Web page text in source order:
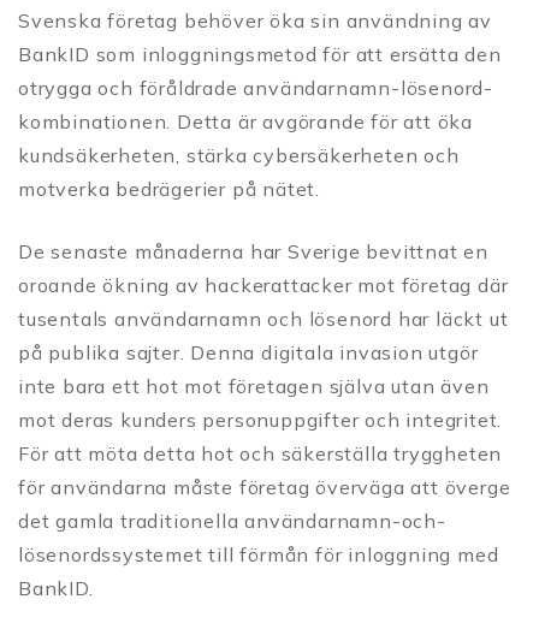
Svenska företag behöver öka sin användning av
BankID som inloggningsmetod för att ersätta den
otrygga och föråldrade användarnamn-lösenord-
kombinationen. Detta är avgörande för att öka
kundsäkerheten, stärka cybersäkerheten och
motverka bedrägerier på nätet.
De senaste månaderna har Sverige bevittnat en
oroande ökning av hackerattacker mot företag där
tusentals användarnamn och lösenord har läckt ut
på publika sajter. Denna digitala invasion utgör
inte bara ett hot mot företagen själva utan även
mot deras kunders personuppgifter och integritet.
För att möta detta hot och säkerställa tryggheten
för användarna måste företag överväga att överge
det gamla traditionella användarnamn-och-
lösenordssystemet till förmån för inloggning med
BankID.